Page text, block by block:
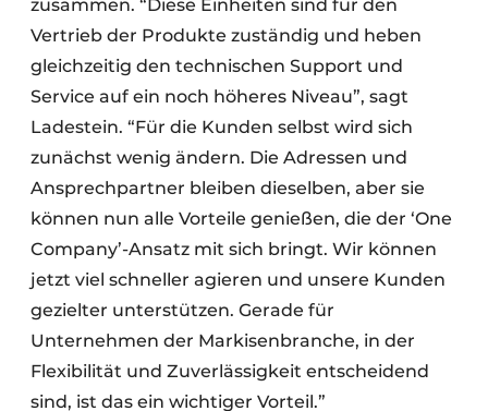
zusammen. “Diese Einheiten sind für den
Vertrieb der Produkte zuständig und heben
gleichzeitig den technischen Support und
Service auf ein noch höheres Niveau”, sagt
Ladestein. “Für die Kunden selbst wird sich
zunächst wenig ändern. Die Adressen und
Ansprechpartner bleiben dieselben, aber sie
können nun alle Vorteile genießen, die der ‘One
Company’-Ansatz mit sich bringt. Wir können
jetzt viel schneller agieren und unsere Kunden
gezielter unterstützen. Gerade für
Unternehmen der Markisenbranche, in der
Flexibilität und Zuverlässigkeit entscheidend
sind, ist das ein wichtiger Vorteil.”